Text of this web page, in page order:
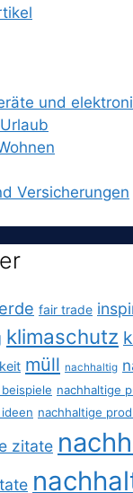
und
Versicherungen
erde fair trade
klimaschutz
müll nachhaltig
nachhaltige
nachhaltige
zitate